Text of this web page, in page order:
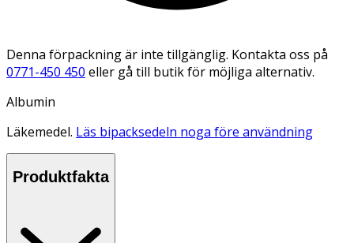
Denna förpackning är inte tillgänglig. Kontakta oss på
0771-450 450 eller gå till butik för möjliga alternativ.
Albumin
Läkemedel. Läs bipacksedeln noga före användning
Produktfakta